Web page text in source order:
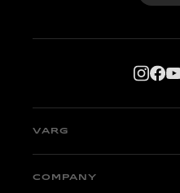
VARG
VARG EX
COMPANY